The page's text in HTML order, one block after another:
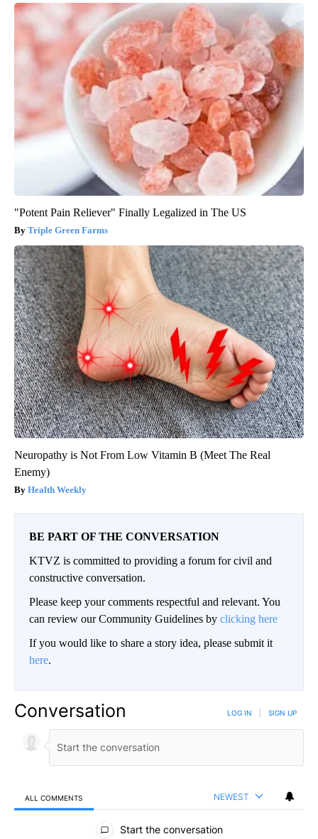
"Potent Pain Reliever" Finally Legalized in The US
Triple Green Farms
Neuropathy is Not From Low Vitamin B (Meet The Real
Enemy)
Health Weekly
BE PART OF THE CONVERSATION
KTVZ is committed to providing a forum for civil and
constructive conversation.
Please keep your comments respectful and relevant. You
can review our Community Guidelines by clicking here
If you would like to share a story idea, please submit it
here.
Conversation LOG IN SIGN UP
ALL COMMENTS NEWEST
All Comments
Start the conversation